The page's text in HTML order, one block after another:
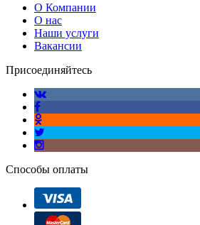
О Компании
О нас
Наши услуги
Вакансии
Присоединяйтесь
Способы оплаты